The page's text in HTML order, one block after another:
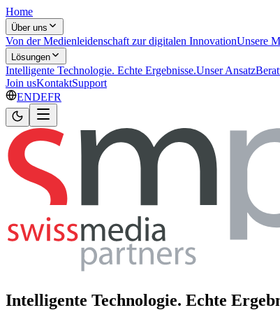
Home
Über uns
Von der Medienleidenschaft zur digitalen InnovationUnsere
Lösungen
Intelligente Technologie. Echte Ergebnisse.Unser Ansatz
Join usKontaktSupport
ENDEFR
Intelligente Technologie. Echte